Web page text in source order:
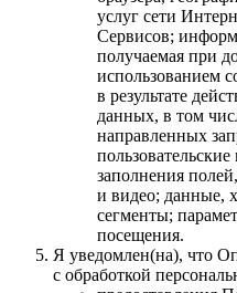
услуг сети
Сервисов;
получаемая при
использованием
в результате
данных, в том
направленных
заполнения
и видео; данные,
сегменты;
посещения.
Я уведомлен(на), что
с обработкой